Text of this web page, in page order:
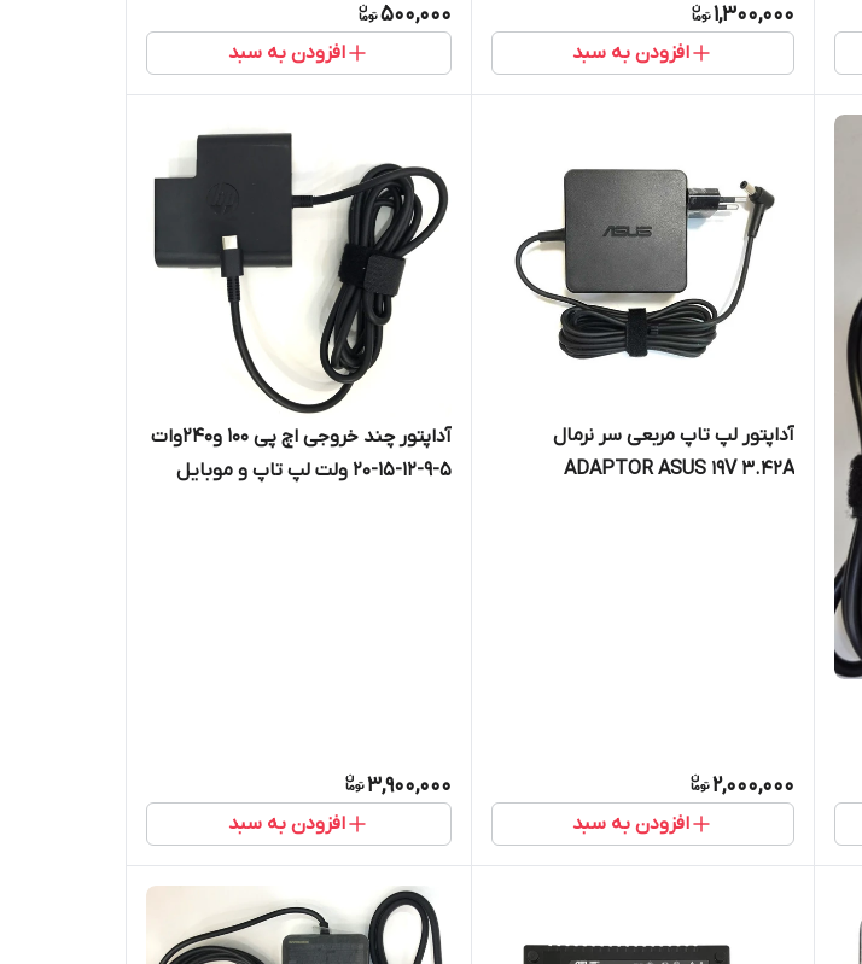
1,300,000
افزودن به سبد
500,000
افزودن به سبد
آداپتور لپ تاپ مربعی سر نرمال
ADAPTOR ASUS 19V 3.42A
2,000,000
افزودن به سبد
آداپتور چند خروجی اچ پی 100 و240وات
5-9-12-15-20 ولت لپ تاپ و موبایل
3,900,000
افزودن به سبد